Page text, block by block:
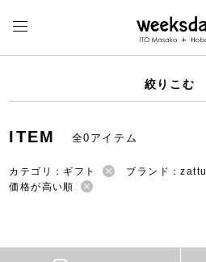
絞りこむ
ITEM 全0アイテム
カテゴリ：ギフト ブランド：zattu
価格が高い順